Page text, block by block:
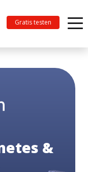
Gratis testen
&